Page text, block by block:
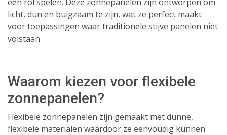
licht, dun en buigzaam te zijn, wat ze perfect maakt
voor toepassingen waar traditionele stijve panelen niet
volstaan.
Waarom kiezen voor flexibele
zonnepanelen?
Flexibele zonnepanelen zijn gemaakt met dunne,
flexibele materialen waardoor ze eenvoudig kunnen